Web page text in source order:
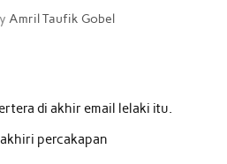
Amril Taufik Gobel
di akhir email lelaki itu.
percakapan